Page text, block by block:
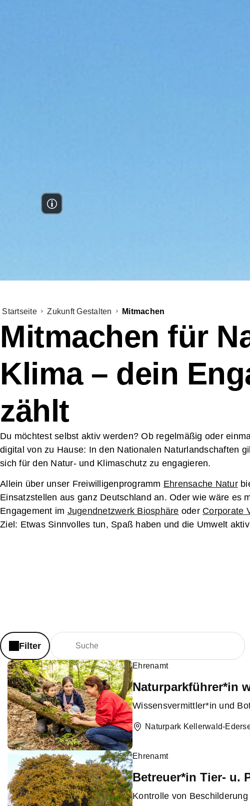
Startseite Zukunft Gestalten Mitmachen
Mitmachen für
Klima – dein
zählt
Du möchtest selbst aktiv werden? Ob regelmäßig oder
digital von zu Hause: In den Nationalen Naturlandschaften
sich für den Natur- und Klimaschutz zu engagieren.
Allein über unser Freiwilligenprogramm Ehrensache Natur
Einsatzstellen aus ganz Deutschland an. Oder wie wäre es
Engagement im Jugendnetzwerk Biosphäre oder Corporate
Ziel: Etwas Sinnvolles tun, Spaß haben und die Umwelt
Filter
Ehrenamt
Naturparkführer*in
Wissensvermittler*in und
Naturpark Kellerwald-
Ehrenamt
Betreuer*in Tier- u.
Kontrolle von